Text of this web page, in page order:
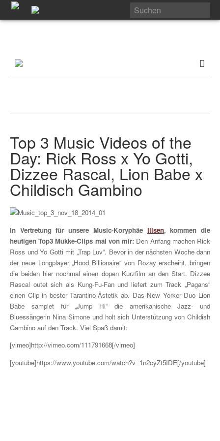
Top 3 Music Videos of the
Day: Rick Ross x Yo Gotti,
Dizzee Rascal, Lion Babe x
Childisch Gambino
In Vertretung für unsere Music-Koryphäe Illsen, kommen die
heutigen Top3 Mukke-Clips mal von mir: Den Anfang machen Rick
Ross und Yo Gotti mit „Trap Luv“. Bevor in der nächsten Woche dann
der neue Longplayer „Hood Billionaire“ von Rozay erscheint, bringen
die beiden hier nochmal einen dopen Kurzfilm an den Start. Dizzee
Rascal outet sich als Kung-Fu-Fan und liefert zum Track „Pagans“
einen Clip in bester Tarantino-Ästetik ab. Das New Yorker Duo Lion
Babe samplet für „Jump Hi“ die amerikanische Jazz- und
Bluessängerin Nina Simone und holt sich Unterstützung von Childish
Gambino auf den Track. Viel Spaß damit:
[vimeo]http://vimeo.com/111791668[/vimeo]
[youtube]https://www.youtube.com/watch?v=1n2cyZt5IDE[/youtube]